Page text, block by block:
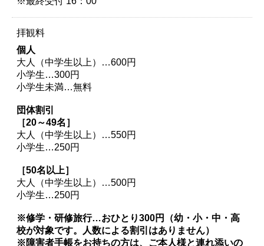
拝観料
個人
大人（中学生以上）…600円
小学生…300円
小学生未満…無料
団体割引
［20～49名］
大人（中学生以上）…550円
小学生…250円
［50名以上］
大人（中学生以上）…500円
小学生…250円
※修学・研修旅行…おひとり300円（幼・小・中・高
校が対象です。人数による割引はありません）
※障害者手帳をお持ちの方は、ご本人様と連れ添いの